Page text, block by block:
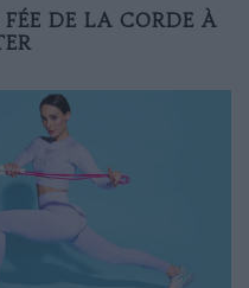
DE LA CORDE À